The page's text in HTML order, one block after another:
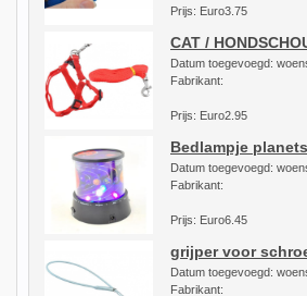
Prijs: Euro3.75
CAT /
Datum toegevoegd:
Fabrikant:
Prijs: Euro2.95
Bedlampje planets
Datum toegevoegd:
Fabrikant:
Prijs: Euro6.45
grijper voor
Datum toegevoegd:
Fabrikant: